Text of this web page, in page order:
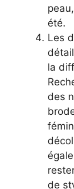
été.
Les
la
des
de